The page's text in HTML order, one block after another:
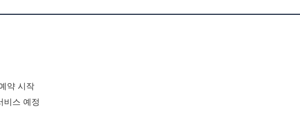
약 시작
비스 예정